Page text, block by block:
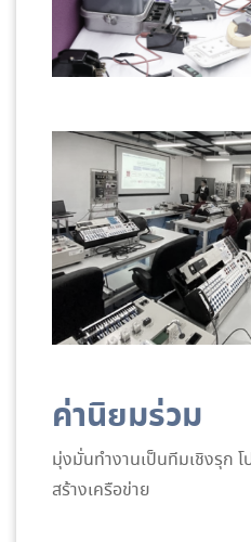
ค่านิยมร่วม
มุ่งมั่นทำงานเป็นทีมเชิงรุก โ
สร้างเครือข่าย